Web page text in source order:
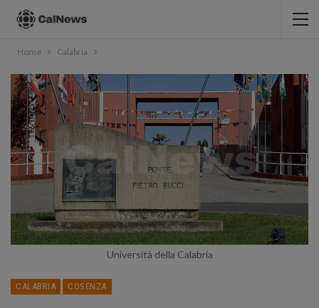
Home Calabria
Università della Calabria
CALABRIA COSENZA